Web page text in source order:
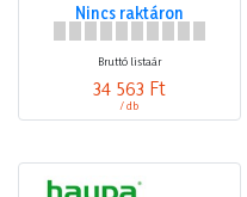
Nincs raktáron
Bruttó listaár
34 563 Ft
/ db